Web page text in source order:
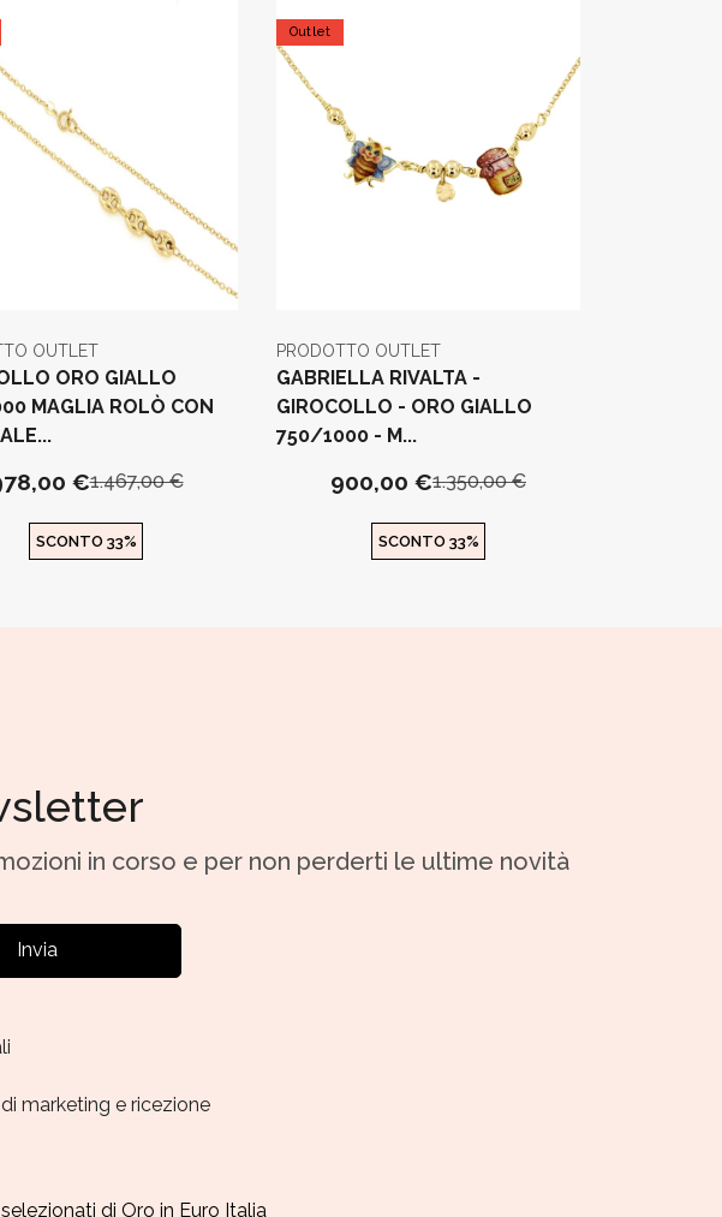
OUTLET
ORO GIALLO
MAGLIA ROLÒ CON
€1.467,00 €
SCONTO 33%
Outlet
PRODOTTO OUTLET
GABRIELLA RIVALTA -
GIROCOLLO - ORO GIALLO
750/1000 - M...
900,00 €1.350,00 €
SCONTO 33%
in corso e per non perderti le ultime novità
Invia
marketing e ricezione
di Oro in Euro Italia